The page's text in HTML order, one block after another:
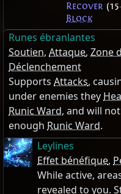
Recover (15
Block
Runes ébranlantes
Soutien, Attaque, Zone
Déclenchement
Supports Attacks,
under enemies they
Runic Ward, and will not
enough Runic Ward.
Leylines
Effet bénéfique,
While active,
revealed to you.